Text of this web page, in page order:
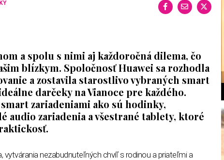
a spolu s nimi aj každoročná dilema, čo
šim blízkym. Spoločnosť Huawei sa rozhodla
a zostavila starostlivo vybraných smart
darčeky na Vianoce pre každého.
zariadeniami ako sú hodinky,
é audio zariadenia a všestrané tablety, ktoré
vytvárania nezabudnuteľných chvíľ s rodinou a priateľmi a
s
s